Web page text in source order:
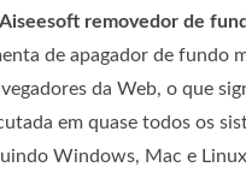
Aiseesoft removedor de
de apagador de fundo
da Web, o que
em quase todos os
Windows, Mac e